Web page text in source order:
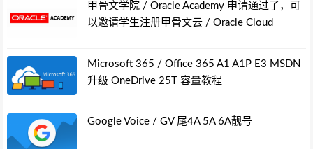
甲骨文学院 / Oracle Academy 申请通过了，可
以邀请学生注册甲骨文云 / Oracle Cloud
Microsoft 365 / Office 365 A1 A1P E3 MSDN
升级 OneDrive 25T 容量教程
Google Voice / GV 尾4A 5A 6A靓号